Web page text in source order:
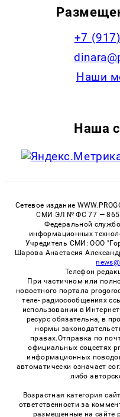
+7
Наши
Наша
Сетевое издание
СМИ ЭЛ № ФС 77 —
Федеральной
информационных
Учредитель СМИ: ООО
Шарова Анастасия
Телефон
При частичном или
новостного портала
теле- радиосообщениях
использовании в
ресурс обязательна, в
нормы
правах.Отправка по
официальных соцсетях
информационных
автоматически означает
либо
Возрастная категория
ответственности за
размещенные на сайте